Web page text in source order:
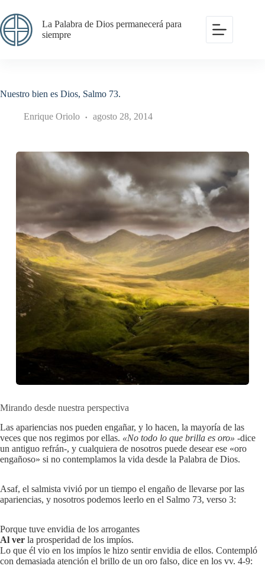
al
contenido
La Palabra de Dios permanecerá para
siempre
Nuestro bien es Dios, Salmo 73.
Enrique Oriolo agosto 28, 2014
Mirando desde nuestra perspectiva
Las apariencias nos pueden engañar, y lo hacen, la mayoría de las
veces que nos regimos por ellas. «No todo lo que brilla es oro» -dice
un antiguo refrán-, y cualquiera de nosotros puede desear ese «oro
engañoso» si no contemplamos la vida desde la Palabra de Dios.
Asaf, el salmista vivió por un tiempo el engaño de llevarse por las
apariencias, y nosotros podemos leerlo en el Salmo 73, verso 3:
Porque tuve envidia de los arrogantes
Al ver la prosperidad de los impíos.
Lo que él vio en los impíos le hizo sentir envidia de ellos. Contempló
con demasiada atención el brillo de un oro falso, dice en los vv. 4-9: